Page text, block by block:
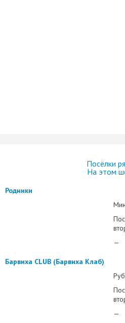
Посёлки
На этом
Родники
—
Барвиха CLUB (Барвиха Клаб)
—